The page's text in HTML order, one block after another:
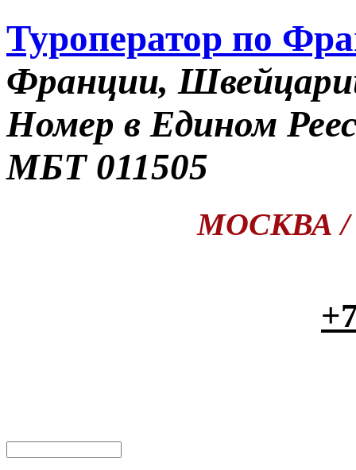
Туроператор по
Франции,
Номер в Едином
МБТ 011505
МОСКВА /